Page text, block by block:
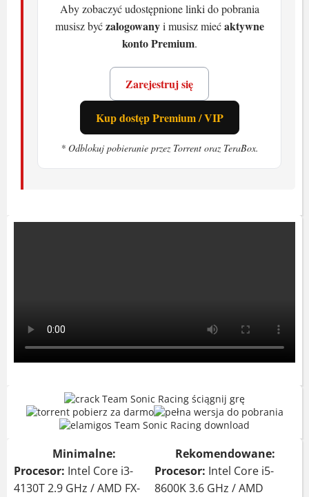
Aby zobaczyć udostępnione linki do pobrania
musisz byćzalogowanyi musisz miećaktywne
konto Premium.
Zarejestruj się
Kup dostęp Premium / VIP
* Odblokuj pobieranie przez Torrent oraz TeraBox.
Minimalne:
Rekomendowane:
Procesor: Intel Core i3-
4130T 2.9 GHz / AMD FX-
Procesor: Intel Core i5-
8600K 3.6 GHz / AMD